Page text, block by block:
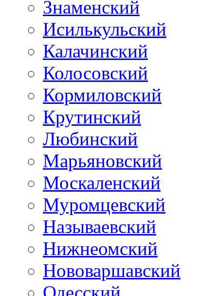
Знаменский
Исилькульский
Калачинский
Колосовский
Кормиловский
Крутинский
Любинский
Марьяновский
Москаленский
Муромцевский
Называевский
Нижнеомский
Нововаршавский